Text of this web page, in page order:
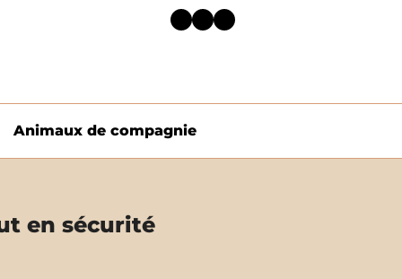
Facebook Twitter LinkedIn
Animaux de compagnie
en sécurité